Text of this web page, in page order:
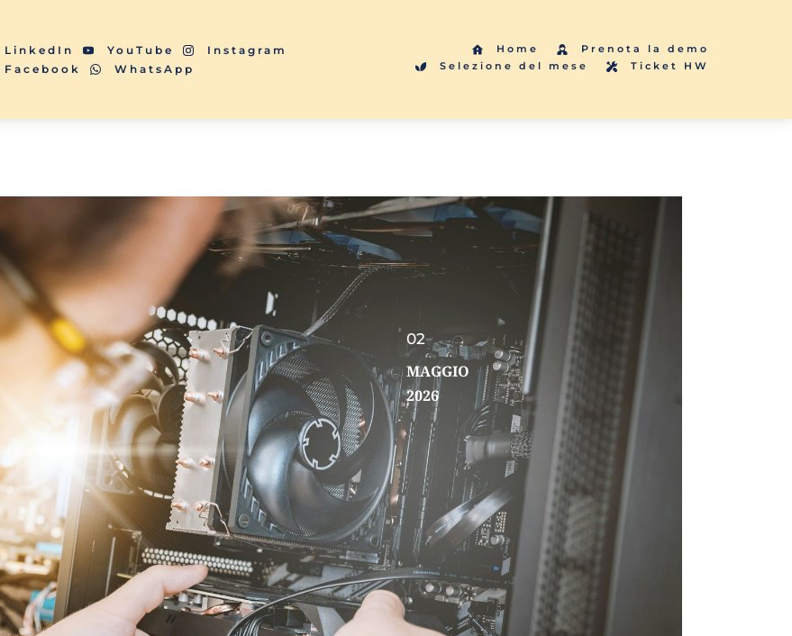
LinkedIn YouTube
Instagram
Facebook
WhatsApp
Home
Prenota la demo
Selezione del mese
Ticket HW
02
MAGGIO
2026